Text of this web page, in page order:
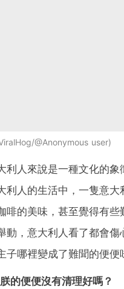
@Anonymous user
利人來說是一種文化的象
利人的生活中，一隻意大
啡的美味，甚至覺得有些
動，意大利人看了都會傷
子哪裡變成了難聞的便便
的便便沒有清理好嗎？